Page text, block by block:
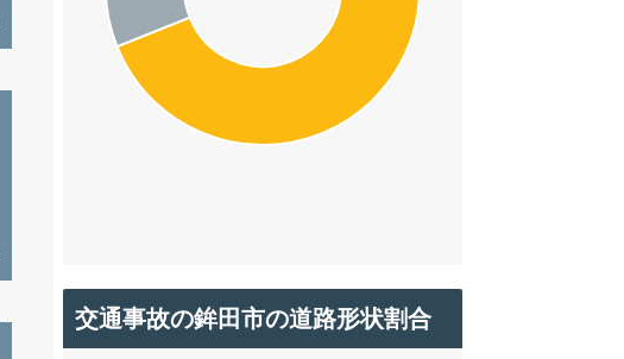
交通事故の鉾田市の道路形状割合